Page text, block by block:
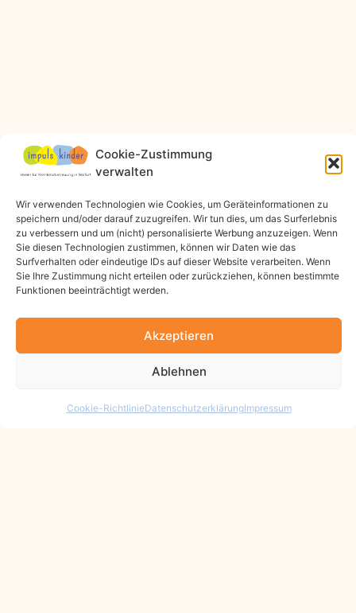
Cookie-Zustimmung
verwalten
Wir verwenden Technologien wie Cookies, um Geräteinformationen zu
speichern und/oder darauf zuzugreifen. Wir tun dies, um das Surferlebnis
zu verbessern und um (nicht) personalisierte Werbung anzuzeigen. Wenn
Sie diesen Technologien zustimmen, können wir Daten wie das
Surfverhalten oder eindeutige IDs auf dieser Website verarbeiten. Wenn
Sie Ihre Zustimmung nicht erteilen oder zurückziehen, können bestimmte
Funktionen beeinträchtigt werden.
Akzeptieren
Ablehnen
Cookie-RichtlinieDatenschutzerklärungImpressum